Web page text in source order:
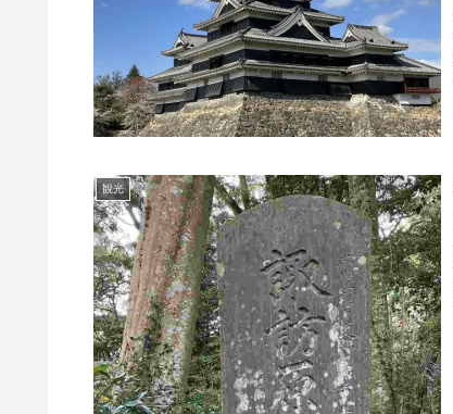
観光